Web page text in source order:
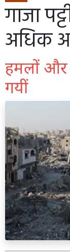
गाजा
अधिक
हमलों और
गयीं